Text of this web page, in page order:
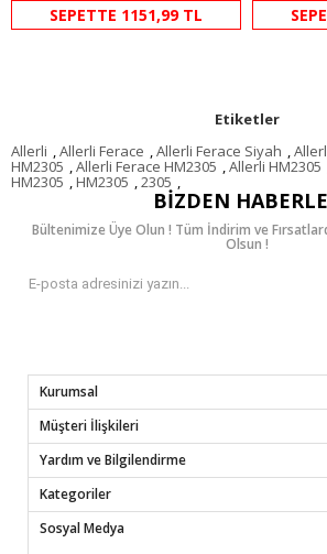
SEPETTE 1151,99 TL
Etiketler
Allerli
Allerli Ferace Allerli Ferace Siyah
HM2305 Allerli Ferace HM2305 Allerli HM2305
HM2305 HM2305 2305
BIZDEN
Bültenimize Üye Olun ! Tüm İndirim ve
Olsun !
Kurumsal
Müşteri İlişkileri
Yardım ve Bilgilendirme
Kategoriler
Sosyal Medya